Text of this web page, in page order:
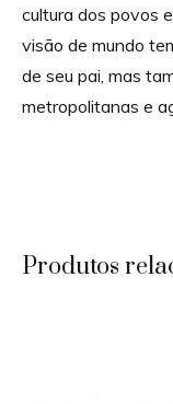
cultura dos povos
visão de mundo
de seu pai, mas
metropolitanas e
Produtos